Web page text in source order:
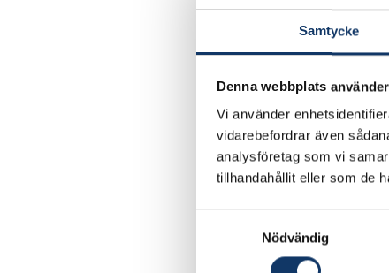
Samtycke
Denna webbplats
Vi använder
vidarebefordrar även
analysföretag som vi
tillhandahållit eller som de
Nödvändig
Kategori:
Lärosäten:
Mittuniversitetet,
Ansvarig
Kjell Borking,